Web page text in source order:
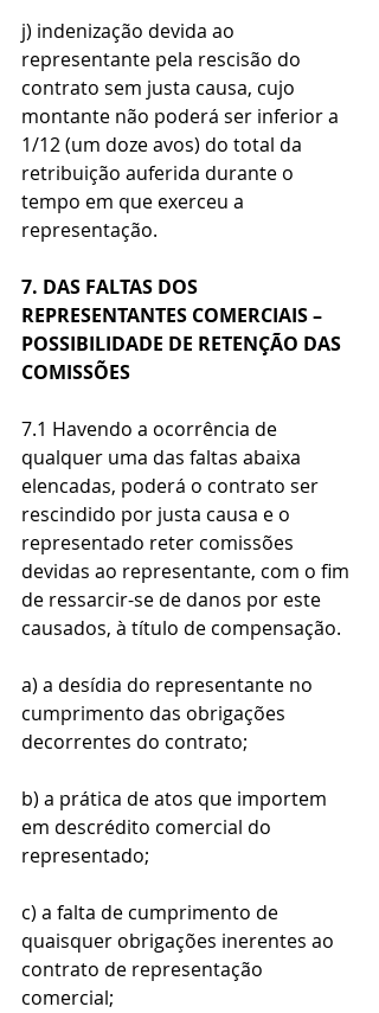
j) indenização devida ao
representante pela rescisão do
contrato sem justa causa, cujo
montante não poderá ser inferior a
1/12 (um doze avos) do total da
retribuição auferida durante o
tempo em que exerceu a
representação.
7. DAS FALTAS DOS
REPRESENTANTES COMERCIAIS –
POSSIBILIDADE DE RETENÇÃO DAS
COMISSÕES
7.1 Havendo a ocorrência de
qualquer uma das faltas abaixa
elencadas, poderá o contrato ser
rescindido por justa causa e o
representado reter comissões
devidas ao representante, com o fim
de ressarcir-se de danos por este
causados, à título de compensação.
a) a desídia do representante no
cumprimento das obrigações
decorrentes do contrato;
b) a prática de atos que importem
em descrédito comercial do
representado;
c) a falta de cumprimento de
quaisquer obrigações inerentes ao
contrato de representação
comercial;